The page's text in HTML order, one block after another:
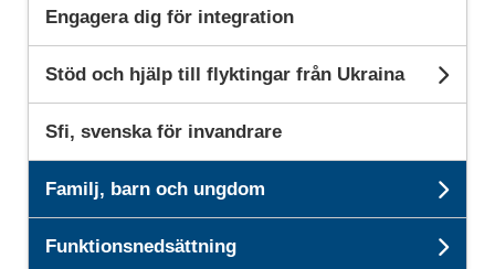
Engagera dig för integration
Stöd och hjälp till flyktingar från Ukraina
Sfi, svenska för invandrare
Familj, barn och ungdom
Funktionsnedsättning